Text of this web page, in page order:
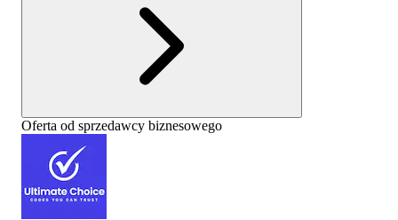
Oferta od sprzedawcy biznesowego